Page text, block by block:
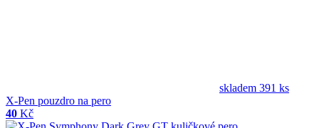
skladem 391 ks
X-Pen pouzdro na pero
40 Kč